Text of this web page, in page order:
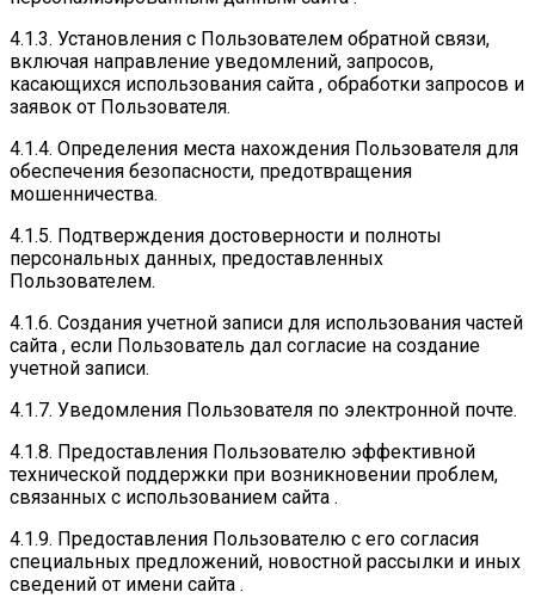
4.1.3. Установления с Пользователем обратной связи,
включая направление уведомлений, запросов,
касающихся использования сайта , обработки запросов и
заявок от Пользователя.
4.1.4. Определения места нахождения Пользователя для
обеспечения безопасности, предотвращения
мошенничества.
4.1.5. Подтверждения достоверности и полноты
персональных данных, предоставленных
Пользователем.
4.1.6. Создания учетной записи для использования частей
сайта , если Пользователь дал согласие на создание
учетной записи.
4.1.7. Уведомления Пользователя по электронной почте.
4.1.8. Предоставления Пользователю эффективной
технической поддержки при возникновении проблем,
связанных с использованием сайта .
4.1.9. Предоставления Пользователю с его согласия
специальных предложений, новостной рассылки и иных
сведений от имени сайта .